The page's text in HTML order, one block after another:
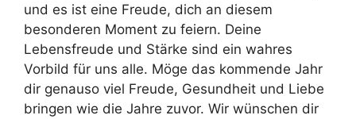
und es ist eine Freude, dich an diesem
besonderen Moment zu feiern. Deine
Lebensfreude und Stärke sind ein wahres
Vorbild für uns alle. Möge das kommende Jahr
dir genauso viel Freude, Gesundheit und Liebe
bringen wie die Jahre zuvor. Wir wünschen dir